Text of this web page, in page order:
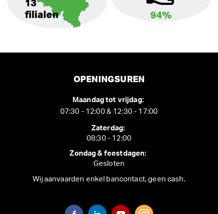
13
filialen
94%
OPENINGSUREN
Maandag tot vrijdag:
07:30 - 12:00 & 12:30 - 17:00
Zaterdag:
08:30 - 12:00
Zondag & feestdagen:
Gesloten
Wij aanvaarden enkel bancontact, geen cash.